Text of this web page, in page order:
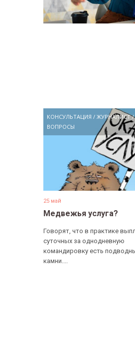
КОНСУЛЬТАЦИЯ / ЖУРНАЛИСТ/
ВОПРОСЫ
25 май
Медвежья услуга?
Говорят, что в практике
суточных за однодневную
командировку есть
камни....